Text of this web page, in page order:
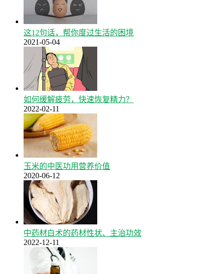
这12句话，帮你度过生活的困境
2021-05-04
如何缓解疲劳，快速恢复精力？
2022-02-11
玉米的中医功用营养价值
2020-06-12
中药材白术的药材性状、主治功效
2022-12-11